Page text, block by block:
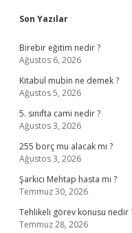
Sidebar
Son Yazılar
Birebir eğitim nedir ?
Ağustos 6, 2026
Kitabul mubin ne demek ?
Ağustos 5, 2026
5. sınıfta cami nedir ?
Ağustos 3, 2026
255 borç mu alacak mı ?
Ağustos 3, 2026
Şarkıcı Mehtap hasta mı ?
Temmuz 30, 2026
Tehlikeli görev konusu nedir
Temmuz 28, 2026